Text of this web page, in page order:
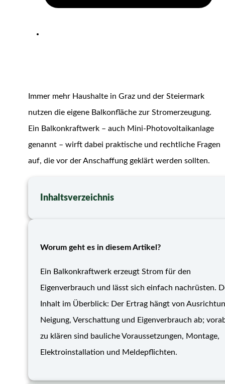
Immer mehr Haushalte in Graz und der Steiermark
nutzen die eigene Balkonfläche zur Stromerzeugung.
Ein Balkonkraftwerk – auch Mini-Photovoltaikanlage
genannt – wirft dabei praktische und rechtliche Fragen
auf, die vor der Anschaffung geklärt werden sollten.
Inhaltsverzeichnis
Worum geht es in diesem Artikel?
Ein Balkonkraftwerk erzeugt Strom für den
Eigenverbrauch und lässt sich einfach nachrüsten.
Inhalt im Überblick: Der Ertrag hängt von
Neigung, Verschattung und Eigenverbrauch ab;
zu klären sind bauliche Voraussetzungen, Montage,
Elektroinstallation und Meldepflichten.